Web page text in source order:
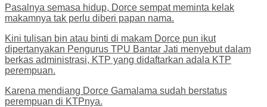
Pasalnya semasa hidup, Dorce sempat meminta kelak
makamnya tak perlu diberi papan nama.
Kini tulisan bin atau binti di makam Dorce pun ikut
dipertanyakan Pengurus TPU Bantar Jati menyebut dalam
berkas administrasi, KTP yang didaftarkan adala KTP
perempuan.
Karena mendiang Dorce Gamalama sudah berstatus
perempuan di KTPnya.